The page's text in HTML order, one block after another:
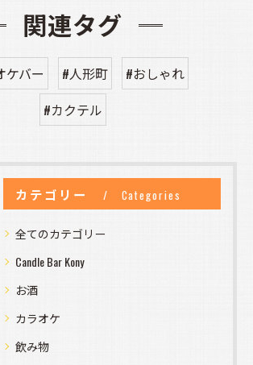
関連タグ
ケバー #人形町
#おしゃれ
#カクテル
カテゴリー Categories
全てのカテゴリー
Candle Bar Kony
お酒
カラオケ
飲み物